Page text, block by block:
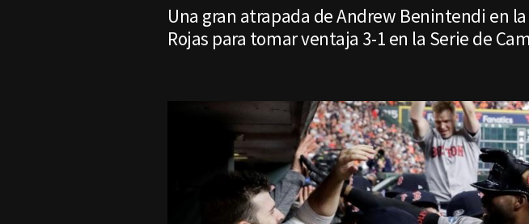
Una gran atrapada de Andrew Benintendi en
Rojas para tomar ventaja 3-1 en la Serie de